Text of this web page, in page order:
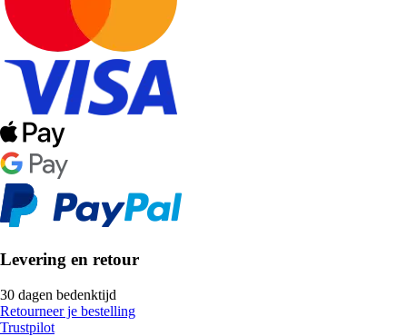
Levering en retour
30 dagen bedenktijd
Retourneer je bestelling
Trustpilot